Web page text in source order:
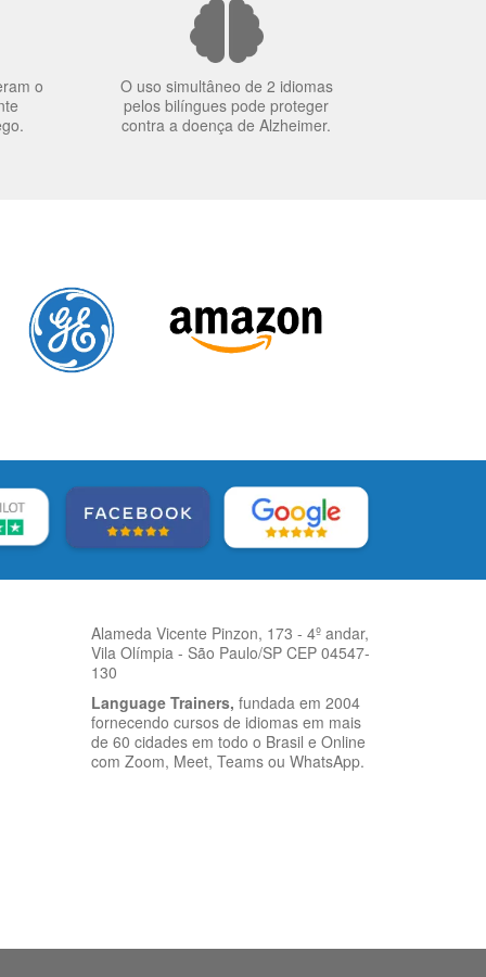
o
O uso simultâneo de 2 idiomas
pelos bilíngues pode proteger
contra a doença de Alzheimer.
Alameda Vicente Pinzon, 173 - 4º andar,
Vila Olímpia - São Paulo/SP CEP 04547-
130
Language Trainers, fundada em 2004
fornecendo cursos de idiomas em mais
de 60 cidades em todo o Brasil e Online
com Zoom, Meet, Teams ou WhatsApp.